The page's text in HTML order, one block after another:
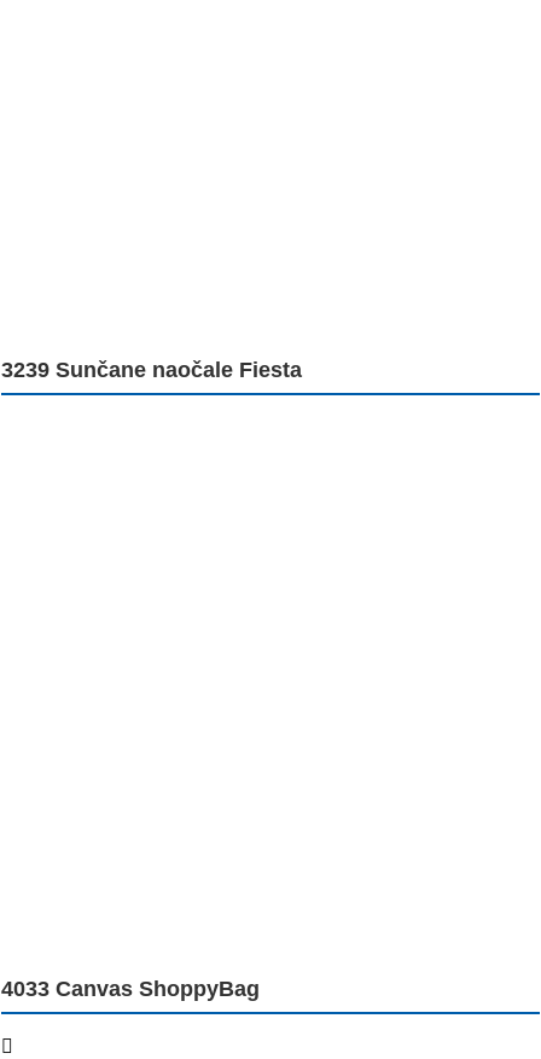
3239 Sunčane naočale Fiesta
4033 Canvas ShoppyBag